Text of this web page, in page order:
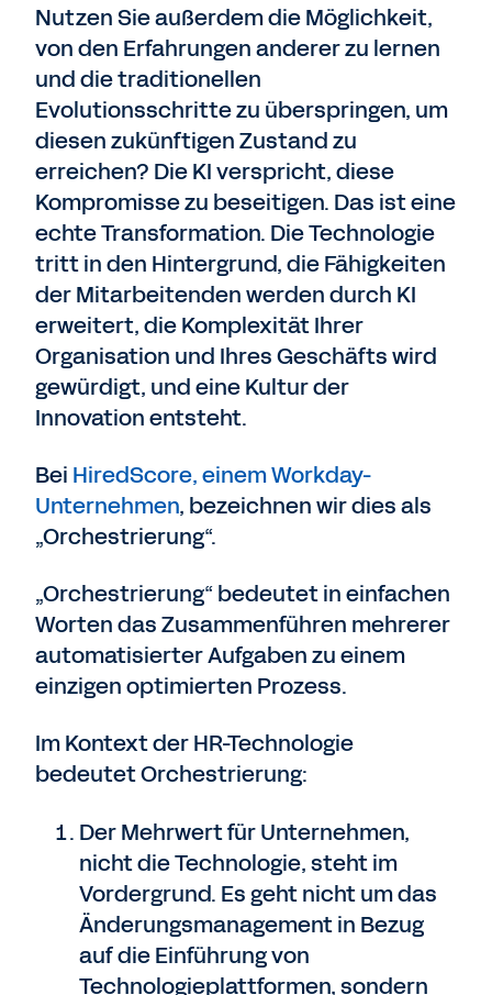
Nutzen Sie außerdem die Möglichkeit,
von den Erfahrungen anderer zu lernen
und die traditionellen
Evolutionsschritte zu überspringen, um
diesen zukünftigen Zustand zu
erreichen? Die KI verspricht, diese
Kompromisse zu beseitigen. Das ist eine
echte Transformation. Die Technologie
tritt in den Hintergrund, die Fähigkeiten
der Mitarbeitenden werden durch KI
erweitert, die Komplexität Ihrer
Organisation und Ihres Geschäfts wird
gewürdigt, und eine Kultur der
Innovation entsteht.
Bei HiredScore, einem Workday-
Unternehmen, bezeichnen wir dies als
„Orchestrierung“.
„Orchestrierung“ bedeutet in einfachen
Worten das Zusammenführen mehrerer
automatisierter Aufgaben zu einem
einzigen optimierten Prozess.
Im Kontext der HR-Technologie
bedeutet Orchestrierung:
Der Mehrwert für Unternehmen,
nicht die Technologie, steht im
Vordergrund. Es geht nicht um das
Änderungsmanagement in Bezug
auf die Einführung von
Technologieplattformen, sondern